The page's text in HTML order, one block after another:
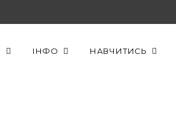
ІНФО НАВЧИТИСЬ